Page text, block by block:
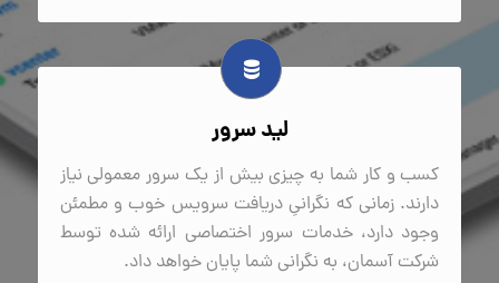
لید سرور
کسب و کار شما به چیزی بیش از یک سرور معمولی نیاز
دارند. زمانی که نگرانیِ دریافت سرویس خوب و مطمئن
وجود دارد، خدمات سرور اختصاصی ارائه شده توسط
شرکت آسمان، به نگرانی شما پایان خواهد داد.